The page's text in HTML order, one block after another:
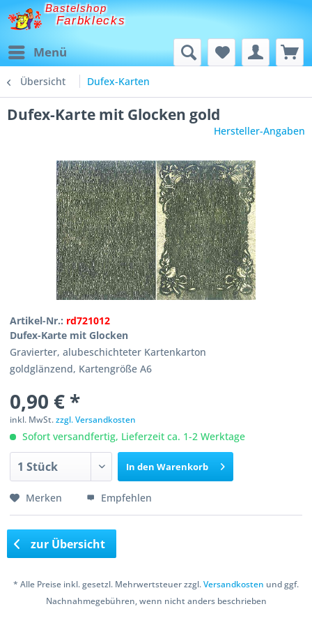
Bastelshop
Farbklecks
Menü
Übersicht Dufex-Karten
Dufex-Karte mit Glocken gold
Hersteller-Angaben
Artikel-Nr.: rd721012
Dufex-Karte mit Glocken
Gravierter, alubeschichteter Kartenkarton
goldglänzend, Kartengröße A6
0,90 € *
inkl. MwSt.zzgl. Versandkosten
Sofort versandfertig, Lieferzeit ca. 1-2 Werktage
In den Warenkorb
Merken Empfehlen
zur Übersicht
* Alle Preise inkl. gesetzl. Mehrwertsteuer zzgl.Versandkosten und ggf.
Nachnahmegebühren, wenn nicht anders beschrieben